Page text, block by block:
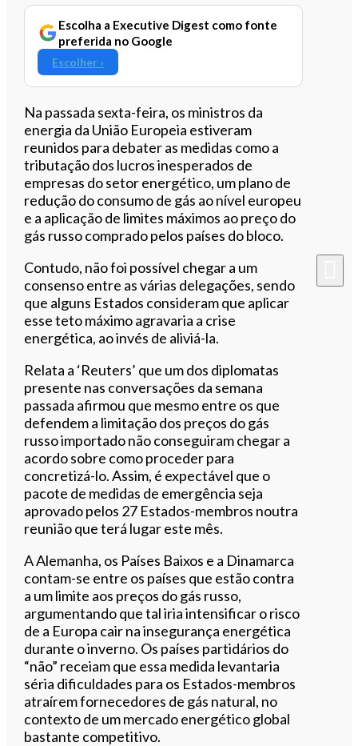
Escolha a Executive Digest como fonte
preferida no Google
Escolher ›
Na passada sexta-feira, os ministros da
energia da União Europeia estiveram
reunidos para debater as medidas como a
tributação dos lucros inesperados de
empresas do setor energético, um plano de
redução do consumo de gás ao nível europeu
e a aplicação de limites máximos ao preço do
gás russo comprado pelos países do bloco.
Contudo, não foi possível chegar a um
consenso entre as várias delegações, sendo
que alguns Estados consideram que aplicar
esse teto máximo agravaria a crise
energética, ao invés de aliviá-la.
Relata a ‘Reuters’ que um dos diplomatas
presente nas conversações da semana
passada afirmou que mesmo entre os que
defendem a limitação dos preços do gás
russo importado não conseguiram chegar a
acordo sobre como proceder para
concretizá-lo. Assim, é expectável que o
pacote de medidas de emergência seja
aprovado pelos 27 Estados-membros noutra
reunião que terá lugar este mês.
A Alemanha, os Países Baixos e a Dinamarca
contam-se entre os países que estão contra
a um limite aos preços do gás russo,
argumentando que tal iria intensificar o risco
de a Europa cair na insegurança energética
durante o inverno. Os países partidários do
“não” receiam que essa medida levantaria
séria dificuldades para os Estados-membros
atraírem fornecedores de gás natural, no
contexto de um mercado energético global
bastante competitivo.